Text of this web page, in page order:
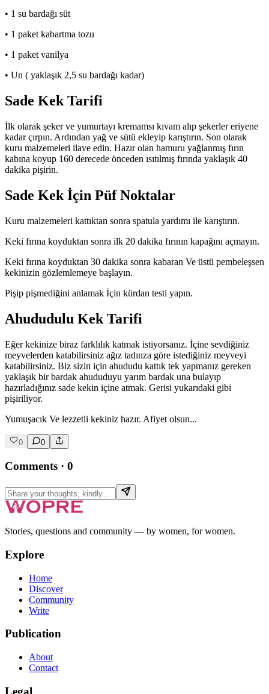
• 1 su bardağı süt
• 1 paket kabartma tozu
• 1 paket vanilya
• Un ( yaklaşık 2,5 su bardağı kadar)
Sade Kek Tarifi
İlk olarak şeker ve yumurtayı kremamsı kıvam alıp şekerler eriyene
kadar çırpın. Ardından yağ ve sütü ekleyip karıştırın. Son olarak
kuru malzemeleri ilave edin. Hazır olan hamuru yağlanmış fırın
kabına koyup 160 derecede önceden ısıtılmış fırında yaklaşık 40
dakika pişirin.
Sade Kek İçin Püf Noktalar
Kuru malzemeleri kattıktan sonra spatula yardımı ile karıştırın.
Keki fırına koyduktan sonra ilk 20 dakika fırının kapağını açmayın.
Keki fırına koyduktan 30 dakika sonra kabaran Ve üstü pembeleşsen
kekinizin gözlemlemeye başlayın.
Pişip pişmediğini anlamak İçin kürdan testi yapın.
Ahududulu Kek Tarifi
Eğer kekinize biraz farklılık katmak istiyorsanız. İçine sevdiğiniz
meyvelerden katabilirsiniz ağız tadınza göre istediğiniz meyveyi
katabilirsiniz. Biz sizin için ahududu kattık tek yapmanız gereken
yaklaşık bir bardak ahududuyu yarım bardak una bulayıp
hazırladığınız sade kekin içine atmak. Gerisi yukarıdaki gibi
pişiriliyor.
Yumuşacık Ve lezzetli kekiniz hazır. Afiyet olsun...
0 0
Comments · 0
Stories, questions and community — by women, for women.
Explore
Home
Discover
Community
Write
Publication
About
Contact
Legal